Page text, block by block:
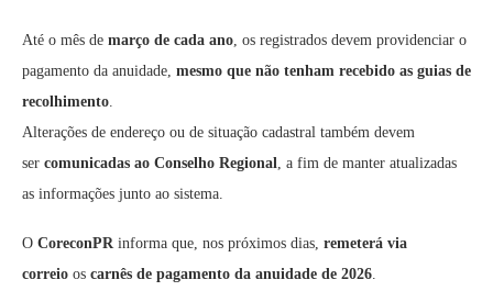
Até o mês de março de cada ano, os registrados devem providenciar o
pagamento da anuidade, mesmo que não tenham recebido as guias de
recolhimento.
Alterações de endereço ou de situação cadastral também devem
ser comunicadas ao Conselho Regional, a fim de manter atualizadas
as informações junto ao sistema.
O CoreconPRinforma que, nos próximos dias, remeterá via
correio os carnês de pagamento da anuidade de 2026.